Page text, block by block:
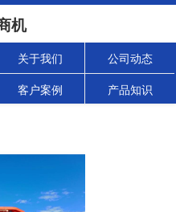
机
关于我们 公司动态
客户案例 产品知识